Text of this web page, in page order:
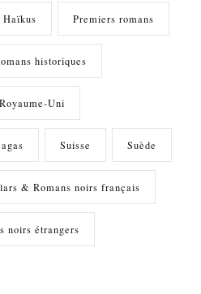
Haïkus Premiers romans
historiques
Royaume-Uni
Suisse Suède
& Romans noirs français
noirs étrangers